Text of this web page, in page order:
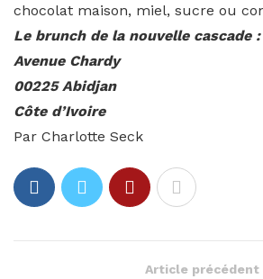
chocolat maison, miel, sucre ou
Le brunch de la nouvelle cascade
Avenue Chardy
00225 Abidjan
Côte d’Ivoire
Par Charlotte Seck
Article précédent